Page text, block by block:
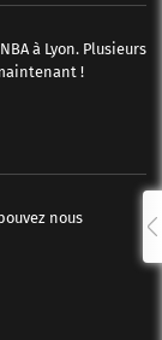
à Lyon. Plusieurs
!
nous